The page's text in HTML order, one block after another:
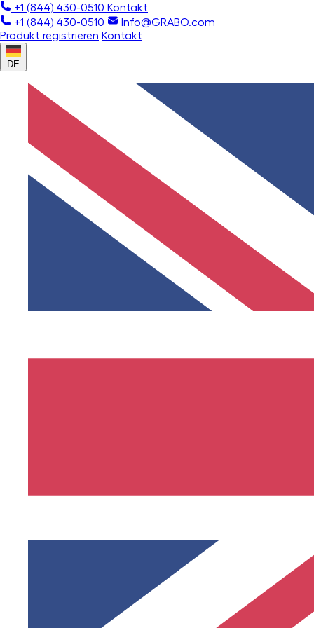
+1 (844) 430-0510 Kontakt
+1 (844) 430-0510
Info@GRABO.com
Produkt registrieren Kontakt
DE